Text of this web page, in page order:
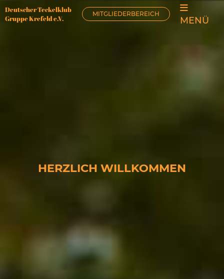
Deutscher Teckelklub
Gruppe Krefeld e.V.
MITGLIEDERBEREICH
MENÜ
HERZLICH WILLKOMMEN